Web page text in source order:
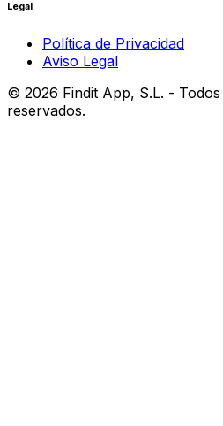
Legal
Política de Privacidad
Aviso Legal
© 2026 Findit App, S.L. -
reservados.